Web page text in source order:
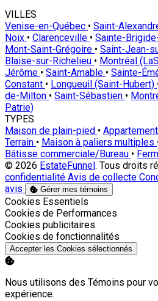
VILLES
Venise-en-Québec • Saint-
Noix • Clarenceville • Sainte-
Mont-Saint-Grégoire • Saint-Jean-
Blaise-sur-Richelieu • Montréal
Jérôme • Saint-Amable • Sainte-
Constant • Longueuil (Saint-Hubert)
de-Milton • Saint-Sébastien •
Patrie)
TYPES
Maison de plain-pied • Appartement
Terrain • Maison à paliers multiples
Bâtisse commerciale/Bureau •
© 2026 EstateFunnel . Tous droits
confidentialité Avis de collecte
avis
Gérer mes témoins
Activer
Cookies Essentiels
Activer
Cookies de Performances
Activer
Cookies publicitaires
Activer
Cookies de fonctionnalités
Accepter les Cookies sélectionnés
Nous utilisons des Témoins pour
expérience.